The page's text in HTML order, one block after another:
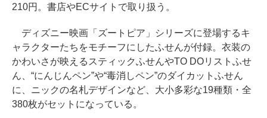
210円。書店やECサイトで取り扱う。
ディズニー映画「ズートピア」シリーズに登場するキ
ャラクターたちをモチーフにしたふせんが付録。衣装の
かわいさが映えるスティックふせんやTO DOリストふせ
ん、“にんじんペン”や“毒消しペン”のダイカットふせん
に、ニックの名札デザインなど、大小多彩な19種類・全
380枚がセットになっている。